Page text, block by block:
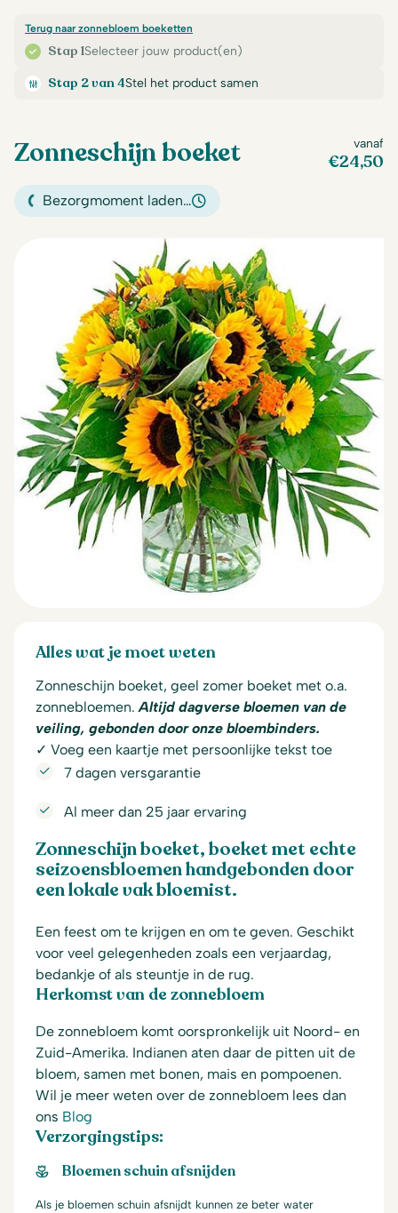
Stap 1Selecteer jouw product(en)
Terug naar zonnebloem boeketten
Stap 2 van 4Stel het product samen
Zonneschijn boeket vanaf
€24,50
Bezorgmoment laden…
Alles wat je moet weten
Zonneschijn boeket, geel zomer boeket met o.a.
zonnebloemen.Altijd dagverse bloemen van de
veiling, gebonden door onze bloembinders.
✓ Voeg een kaartje met persoonlijke tekst toe
7 dagen versgarantie
Al meer dan 25 jaar ervaring
Zonneschijn boeket, boeket met echte
seizoensbloemen handgebonden door
een lokale vak bloemist.
Een feest om te krijgen en om te geven. Geschikt
voor veel gelegenheden zoals een verjaardag,
bedankje of als steuntje in de rug.
Herkomst van de zonnebloem
De zonnebloem komt oorspronkelijk uit Noord- en
Zuid-Amerika. Indianen aten daar de pitten uit de
bloem, samen met bonen, mais en pompoenen.
Wil je meer weten over de zonnebloem lees dan
ons Blog
Verzorgingstips:
Bloemen schuin afsnijden
Als je bloemen schuin afsnijdt kunnen ze beter water